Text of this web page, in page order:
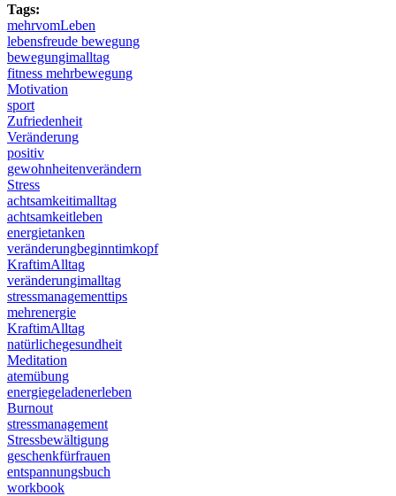
Tags:
mehrvomLeben
lebensfreude bewegung
bewegungimalltag
fitness mehrbewegung
Motivation
sport
Zufriedenheit
Veränderung
positiv
gewohnheitenverändern
Stress
achtsamkeitimalltag
achtsamkeitleben
energietanken
veränderungbeginntimkopf
KraftimAlltag
veränderungimalltag
stressmanagementtips
mehrenergie
KraftimAlltag
natürlichegesundheit
Meditation
atemübung
energiegeladenerleben
Burnout
stressmanagement
Stressbewältigung
geschenkfürfrauen
entspannungsbuch
workbook